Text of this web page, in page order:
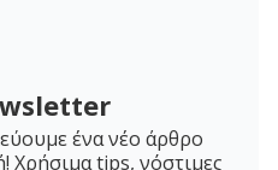
ένα νέο άρθρο
Χρήσιμα tips, νόστιμες